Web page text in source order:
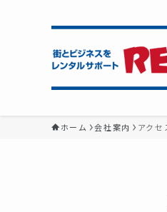
ホーム 会社案内 アクセ